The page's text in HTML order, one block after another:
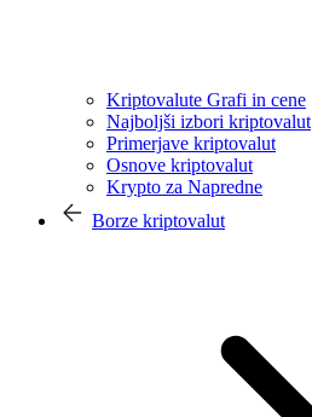
Kriptovalute Grafi in cene
Najboljši izbori kriptovalut
Primerjave kriptovalut
Osnove kriptovalut
Krypto za Napredne
Borze kriptovalut